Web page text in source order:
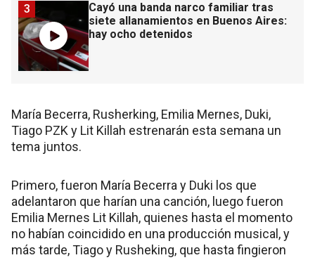
Cayó una banda narco familiar tras
siete allanamientos en Buenos Aires:
hay ocho detenidos
3
María Becerra, Rusherking, Emilia Mernes, Duki,
Tiago PZK y Lit Killah estrenarán esta semana un
tema juntos.
Primero, fueron María Becerra y Duki los que
adelantaron que harían una canción, luego fueron
Emilia Mernes Lit Killah, quienes hasta el momento
no habían coincidido en una producción musical, y
más tarde, Tiago y Rusheking, que hasta fingieron